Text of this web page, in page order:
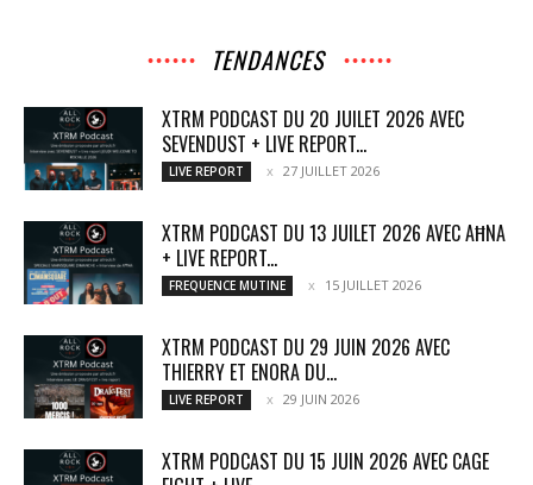
TENDANCES
XTRM PODCAST DU 20 JUILET 2026 AVEC
SEVENDUST + LIVE REPORT...
LIVE REPORT 27 JUILLET 2026
XTRM PODCAST DU 13 JUILET 2026 AVEC AĦNA
+ LIVE REPORT...
FREQUENCE MUTINE 15 JUILLET 2026
XTRM PODCAST DU 29 JUIN 2026 AVEC
THIERRY ET ENORA DU...
LIVE REPORT 29 JUIN 2026
XTRM PODCAST DU 15 JUIN 2026 AVEC CAGE